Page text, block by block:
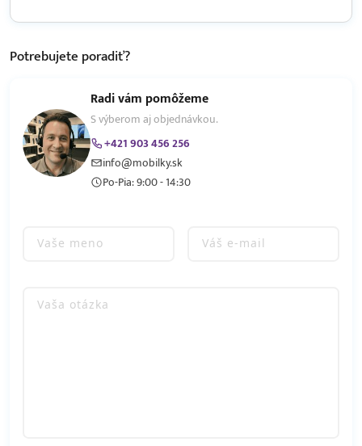
Potrebujete poradiť?
Radi vám pomôžeme
S výberom aj objednávkou.
+421 903 456 256
info@mobilky.sk
Po-Pia: 9:00 - 14:30